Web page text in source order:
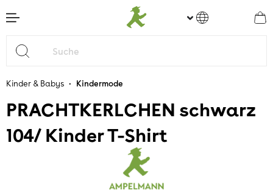
springen
Kinder & Babys • Kindermode
PRACHTKERLCHEN schwarz
104/ Kinder T-Shirt